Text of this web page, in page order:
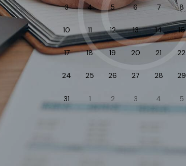
3 4 5 6 7 8
10 11 12 13 14 15
17 18 19 20 21 22
24 25 26 27 28 29
31 1 2 3 4 5